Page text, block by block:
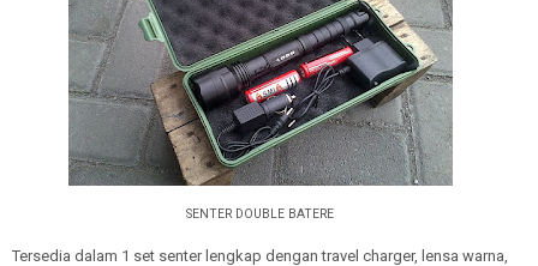
SENTER DOUBLE BATERE
Tersedia dalam 1 set senter lengkap dengan travel charger, lensa warna,